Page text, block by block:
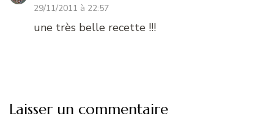
29/11/2011 à 22:57
une très belle recette !!!
Laisser un commentaire